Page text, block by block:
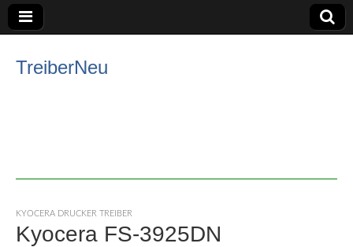
TreiberNeu
KYOCERA DRUCKER TREIBER
Kyocera FS-3925DN